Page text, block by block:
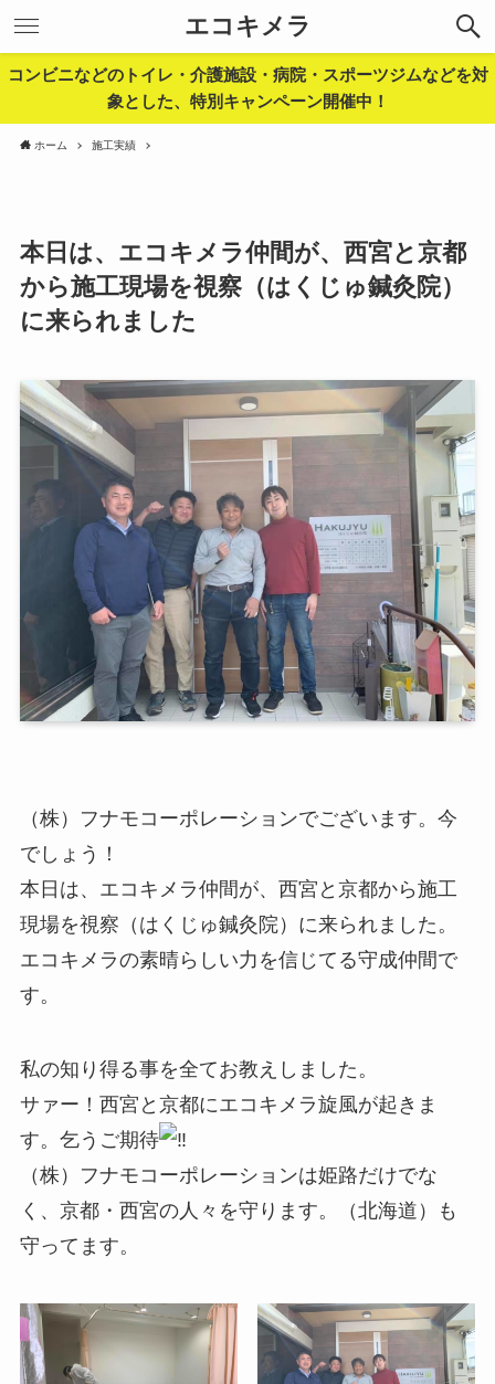
エコキメラ
コンビニなどのトイレ・介護施設・病院・スポーツジムなどを対
象とした、特別キャンペーン開催中！
ホーム 施工実績
本日は、エコキメラ仲間が、西宮と京都
から施工現場を視察（はくじゅ鍼灸院）
に来られました
（株）フナモコーポレーションでございます。今
でしょう！
本日は、エコキメラ仲間が、西宮と京都から施工
現場を視察（はくじゅ鍼灸院）に来られました。
エコキメラの素晴らしい力を信じてる守成仲間で
す。
私の知り得る事を全てお教えしました。
サァー！西宮と京都にエコキメラ旋風が起きま
す。乞うご期待
（株）フナモコーポレーションは姫路だけでな
く、京都・西宮の人々を守ります。（北海道）も
守ってます。